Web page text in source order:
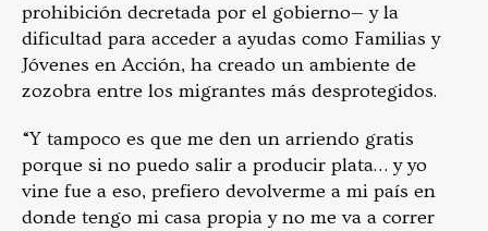
prohibición decretada por el gobierno— y la
dificultad para acceder a ayudas como Familias y
Jóvenes en Acción, ha creado un ambiente de
zozobra entre los migrantes más desprotegidos.
“Y tampoco es que me den un arriendo gratis
porque si no puedo salir a producir plata… y yo
vine fue a eso, prefiero devolverme a mi país en
donde tengo mi casa propia y no me va a correr